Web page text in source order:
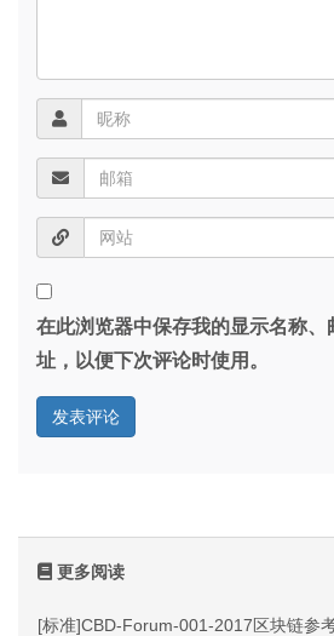
在此浏览器中保存我的显示名称、
址，以便下次评论时使用。
更多阅读
[标准]CBD-Forum-001-2017区块链参